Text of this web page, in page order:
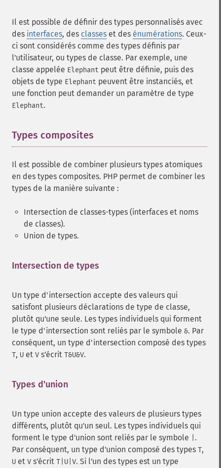
Il est possible de définir des types personnalisés avec
des interfaces, des classes et des énumérations. Ceux-
ci sont considérés comme des types définis par
l'utilisateur, ou types de classe. Par exemple, une
classe appelée Elephant peut être définie, puis des
objets de type Elephant peuvent être instanciés, et
une fonction peut demander un paramètre de type
Elephant.
Types composites
Il est possible de combiner plusieurs types atomiques
en des types composites. PHP permet de combiner les
types de la manière suivante :
Intersection de classes-types (interfaces et noms
de classes).
Union de types.
Intersection de types
Un type d'intersection accepte des valeurs qui
satisfont plusieurs déclarations de type de classe,
plutôt qu'une seule. Les types individuels qui forment
le type d'intersection sont reliés par le symbole &. Par
conséquent, un type d'intersection composé des types
T, U et V s'écrit T&U&V.
Types d'union
Un type union accepte des valeurs de plusieurs types
différents, plutôt qu'un seul. Les types individuels qui
forment le type d'union sont reliés par le symbole
.
Par conséquent, un type d'union composé des types T,
U et V s'écrit T|U|V. Si l'un des types est un type